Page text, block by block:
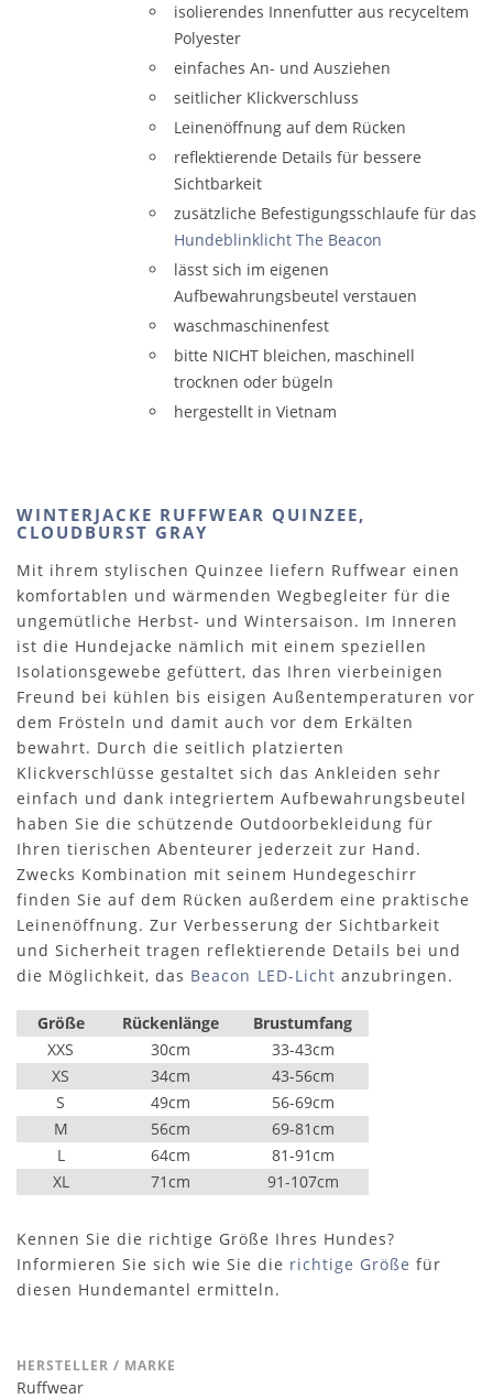
isolierendes Innenfutter aus recyceltem
Polyester
einfaches An- und Ausziehen
seitlicher Klickverschluss
Leinenöffnung auf dem Rücken
reflektierende Details für bessere
Sichtbarkeit
zusätzliche Befestigungsschlaufe für das
Hundeblinklicht The Beacon
lässt sich im eigenen
Aufbewahrungsbeutel verstauen
waschmaschinenfest
bitte NICHT bleichen, maschinell
trocknen oder bügeln
hergestellt in Vietnam
WINTERJACKE RUFFWEAR QUINZEE,
CLOUDBURST GRAY
Mit ihrem stylischen Quinzee liefern Ruffwear einen
komfortablen und wärmenden Wegbegleiter für die
ungemütliche Herbst- und Wintersaison. Im Inneren
ist die Hundejacke nämlich mit einem speziellen
Isolationsgewebe gefüttert, das Ihren vierbeinigen
Freund bei kühlen bis eisigen Außentemperaturen vor
dem Frösteln und damit auch vor dem Erkälten
bewahrt. Durch die seitlich platzierten
Klickverschlüsse gestaltet sich das Ankleiden sehr
einfach und dank integriertem Aufbewahrungsbeutel
haben Sie die schützende Outdoorbekleidung für
Ihren tierischen Abenteurer jederzeit zur Hand.
Zwecks Kombination mit seinem Hundegeschirr
finden Sie auf dem Rücken außerdem eine praktische
Leinenöffnung. Zur Verbesserung der Sichtbarkeit
und Sicherheit tragen reflektierende Details bei und
die Möglichkeit, das Beacon LED-Licht anzubringen.
Größe Rückenlänge
Brustumfang
XXS
30cm
33-43cm
XS
34cm
43-56cm
S
49cm
56-69cm
M
56cm
69-81cm
L
64cm
81-91cm
XL
71cm 91-107cm
Kennen Sie die richtige Größe Ihres Hundes?
Informieren Sie sich wie Sie die richtige Größe für
diesen Hundemantel ermitteln.
HERSTELLER / MARKE
Ruffwear